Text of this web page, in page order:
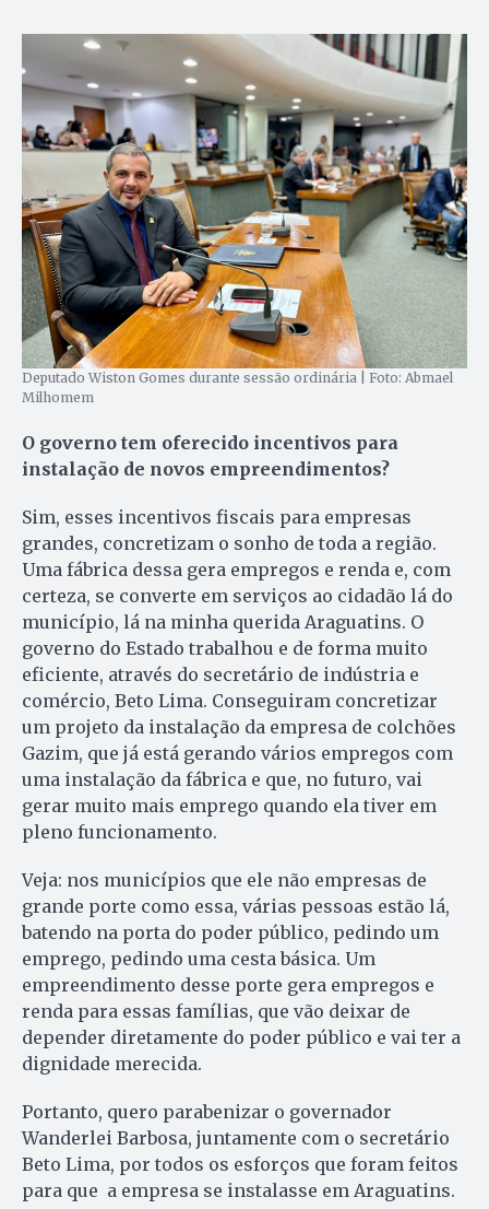
Deputado Wiston Gomes durante sessão ordinária | Foto: Abmael
Milhomem
O governo tem oferecido incentivos para
instalação de novos empreendimentos?
Sim, esses incentivos fiscais para empresas
grandes, concretizam o sonho de toda a região.
Uma fábrica dessa gera empregos e renda e, com
certeza, se converte em serviços ao cidadão lá do
município, lá na minha querida Araguatins. O
governo do Estado trabalhou e de forma muito
eficiente, através do secretário de indústria e
comércio, Beto Lima. Conseguiram concretizar
um projeto da instalação da empresa de colchões
Gazim, que já está gerando vários empregos com
uma instalação da fábrica e que, no futuro, vai
gerar muito mais emprego quando ela tiver em
pleno funcionamento.
Veja: nos municípios que ele não empresas de
grande porte como essa, várias pessoas estão lá,
batendo na porta do poder público, pedindo um
emprego, pedindo uma cesta básica. Um
empreendimento desse porte gera empregos e
renda para essas famílias, que vão deixar de
depender diretamente do poder público e vai ter a
dignidade merecida.
Portanto, quero parabenizar o governador
Wanderlei Barbosa, juntamente com o secretário
Beto Lima, por todos os esforços que foram feitos
para que a empresa se instalasse em Araguatins.